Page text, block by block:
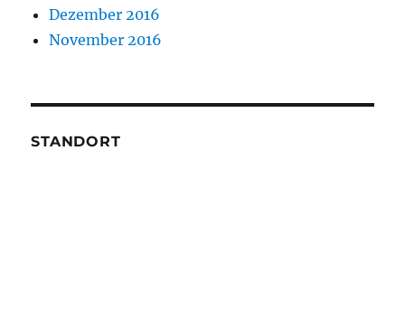
Dezember 2016
November 2016
STANDORT